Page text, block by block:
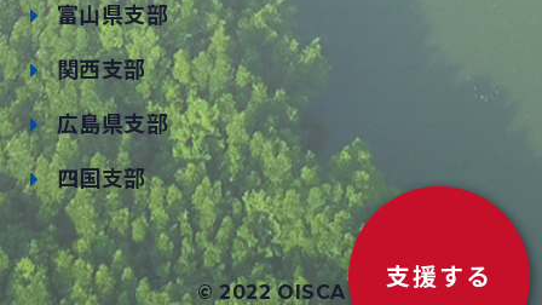
支援する
富山県支部
関西支部
広島県支部
四国支部
© 2022 OISCA